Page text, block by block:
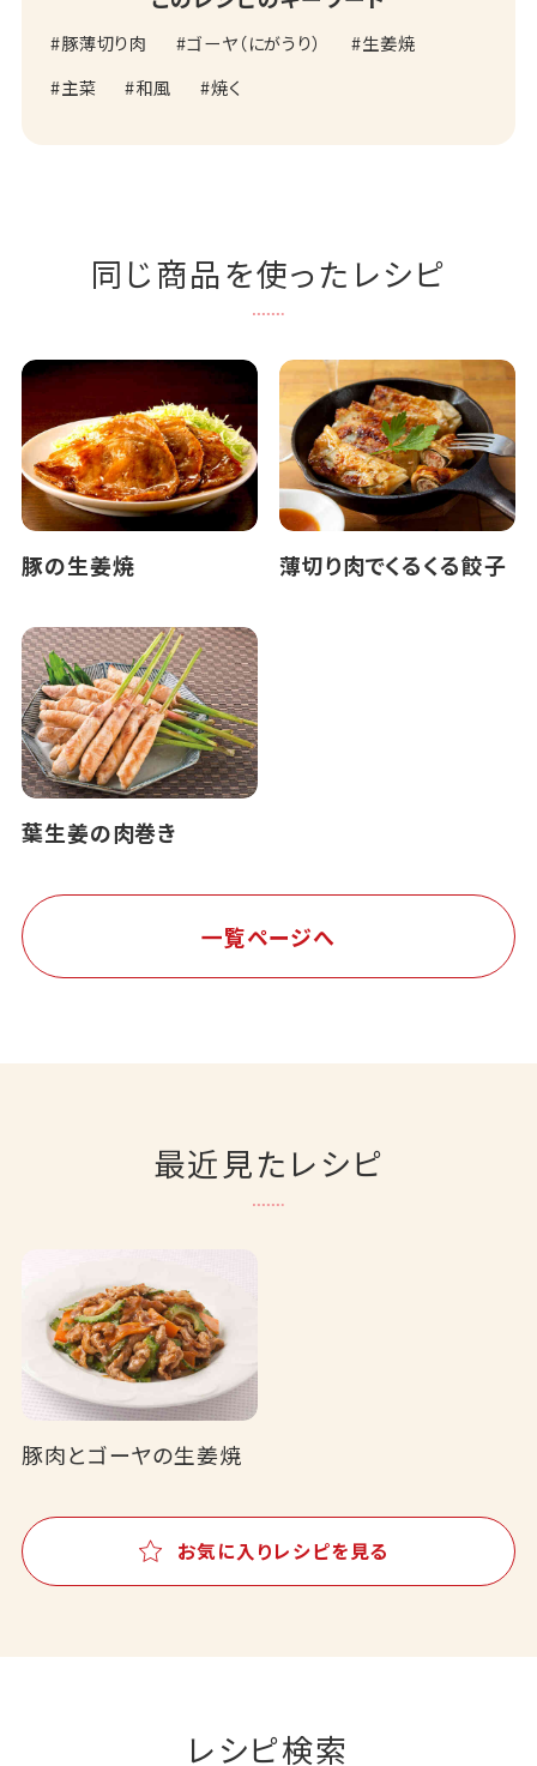
豚薄切り肉 ゴーヤ（にがうり）
生姜焼
主菜
和風 焼く
同じ商品を使ったレシピ
豚の生姜焼 薄切り肉でくるくる餃子
葉生姜の肉巻き
一覧ページへ
最近見たレシピ
豚肉とゴーヤの生姜焼
お気に入りレシピを見る
レシピ検索